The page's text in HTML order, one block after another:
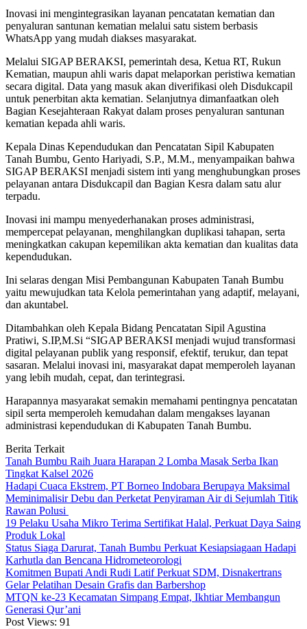
Inovasi ini mengintegrasikan layanan pencatatan kematian dan
penyaluran santunan kematian melalui satu sistem berbasis
WhatsApp yang mudah diakses masyarakat.
Melalui SIGAP BERAKSI, pemerintah desa, Ketua RT, Rukun
Kematian, maupun ahli waris dapat melaporkan peristiwa kematian
secara digital. Data yang masuk akan diverifikasi oleh Disdukcapil
untuk penerbitan akta kematian. Selanjutnya dimanfaatkan oleh
Bagian Kesejahteraan Rakyat dalam proses penyaluran santunan
kematian kepada ahli waris.
Kepala Dinas Kependudukan dan Pencatatan Sipil Kabupaten
Tanah Bumbu, Gento Hariyadi, S.P., M.M., menyampaikan bahwa
SIGAP BERAKSI menjadi sistem inti yang menghubungkan proses
pelayanan antara Disdukcapil dan Bagian Kesra dalam satu alur
terpadu.
Inovasi ini mampu menyederhanakan proses administrasi,
mempercepat pelayanan, menghilangkan duplikasi tahapan, serta
meningkatkan cakupan kepemilikan akta kematian dan kualitas data
kependudukan.
Ini selaras dengan Misi Pembangunan Kabupaten Tanah Bumbu
yaitu mewujudkan tata Kelola pemerintahan yang adaptif, melayani,
dan akuntabel.
Ditambahkan oleh Kepala Bidang Pencatatan Sipil Agustina
Pratiwi, S.IP,M.Si “SIGAP BERAKSI menjadi wujud transformasi
digital pelayanan publik yang responsif, efektif, terukur, dan tepat
sasaran. Melalui inovasi ini, masyarakat dapat memperoleh layanan
yang lebih mudah, cepat, dan terintegrasi.
Harapannya masyarakat semakin memahami pentingnya pencatatan
sipil serta memperoleh kemudahan dalam mengakses layanan
administrasi kependudukan di Kabupaten Tanah Bumbu.
Berita Terkait
Tanah Bumbu Raih Juara Harapan 2 Lomba Masak Serba Ikan
Tingkat Kalsel 2026
Hadapi Cuaca Ekstrem, PT Borneo Indobara Berupaya Maksimal
Meminimalisir Debu dan Perketat Penyiraman Air di Sejumlah Titik
Rawan Polusi
19 Pelaku Usaha Mikro Terima Sertifikat Halal, Perkuat Daya Saing
Produk Lokal
Status Siaga Darurat, Tanah Bumbu Perkuat Kesiapsiagaan Hadapi
Karhutla dan Bencana Hidrometeorologi
Komitmen Bupati Andi Rudi Latif Perkuat SDM, Disnakertrans
Gelar Pelatihan Desain Grafis dan Barbershop
MTQN ke-23 Kecamatan Simpang Empat, Ikhtiar Membangun
Generasi Qur’ani
Post Views: 91